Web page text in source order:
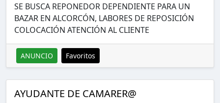
SE BUSCA REPONEDOR DEPENDIENTE PARA UN
BAZAR EN ALCORCÓN, LABORES DE REPOSICIÓN
COLOCACIÓN ATENCIÓN AL CLIENTE
ANUNCIO Favoritos
AYUDANTE DE CAMARER@